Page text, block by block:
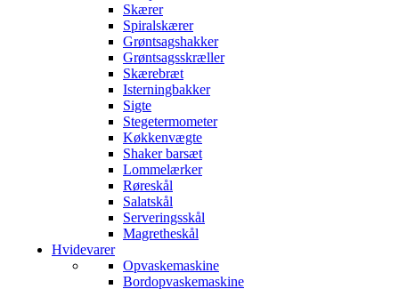
Skærer
Spiralskærer
Grøntsagshakker
Grøntsagsskræller
Skærebræt
Isterningbakker
Sigte
Stegetermometer
Køkkenvægte
Shaker barsæt
Lommelærker
Røreskål
Salatskål
Serveringsskål
Magretheskål
Hvidevarer
Opvaskemaskine
Bordopvaskemaskine